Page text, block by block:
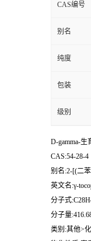
CAS编号
别名
纯度
包装
级别
D-gamma-生
CAS:54-28-4
别名:2-[(二
英文名:γ-
分子式
分子量
类别:其他>